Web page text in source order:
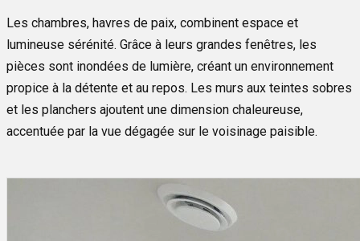
Les chambres, havres de paix, combinent espace et
lumineuse sérénité. Grâce à leurs grandes fenêtres, les
pièces sont inondées de lumière, créant un environnement
propice à la détente et au repos. Les murs aux teintes sobres
et les planchers ajoutent une dimension chaleureuse,
accentuée par la vue dégagée sur le voisinage paisible.